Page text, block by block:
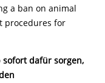
a ban on animal
procedures for
sofort dafür sorgen,